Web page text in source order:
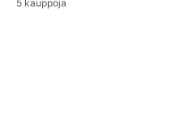
5 kauppoja